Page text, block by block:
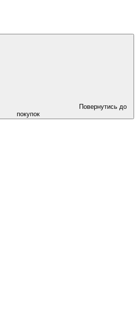
Повернутись до
покупок